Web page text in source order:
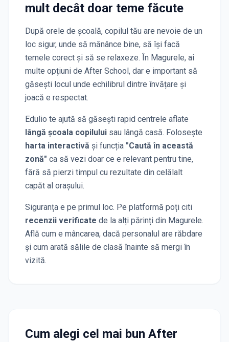
mult decât doar teme făcute
După orele de școală, copilul tău are nevoie de un
loc sigur, unde să mănânce bine, să își facă
temele corect și să se relaxeze. În Magurele, ai
multe opțiuni de After School, dar e important să
găsești locul unde echilibrul dintre învățare și
joacă e respectat.
Edulio te ajută să găsești rapid centrele aflate
lângă școala copilului sau lângă casă. Folosește
harta interactivă și funcția "Caută în această
zonă" ca să vezi doar ce e relevant pentru tine,
fără să pierzi timpul cu rezultate din celălalt
capăt al orașului.
Siguranța e pe primul loc. Pe platformă poți citi
recenzii verificate de la alți părinți din Magurele.
Află cum e mâncarea, dacă personalul are răbdare
și cum arată sălile de clasă înainte să mergi în
vizită.
Cum alegi cel mai bun After